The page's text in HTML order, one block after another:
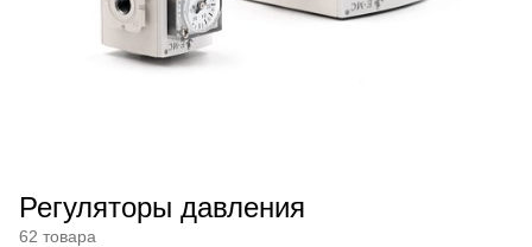
Регуляторы давления
62 товара